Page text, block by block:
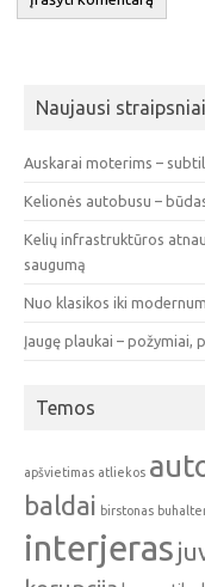
Naujausi straipsniai
Auskarai moterims –
Kelionės autobusu –
Kelių infrastruktūros
saugumą
Nuo klasikos iki
Įaugę plaukai – požymiai,
Temos
apšvietimas atliekos
baldai birstonas
interjeras